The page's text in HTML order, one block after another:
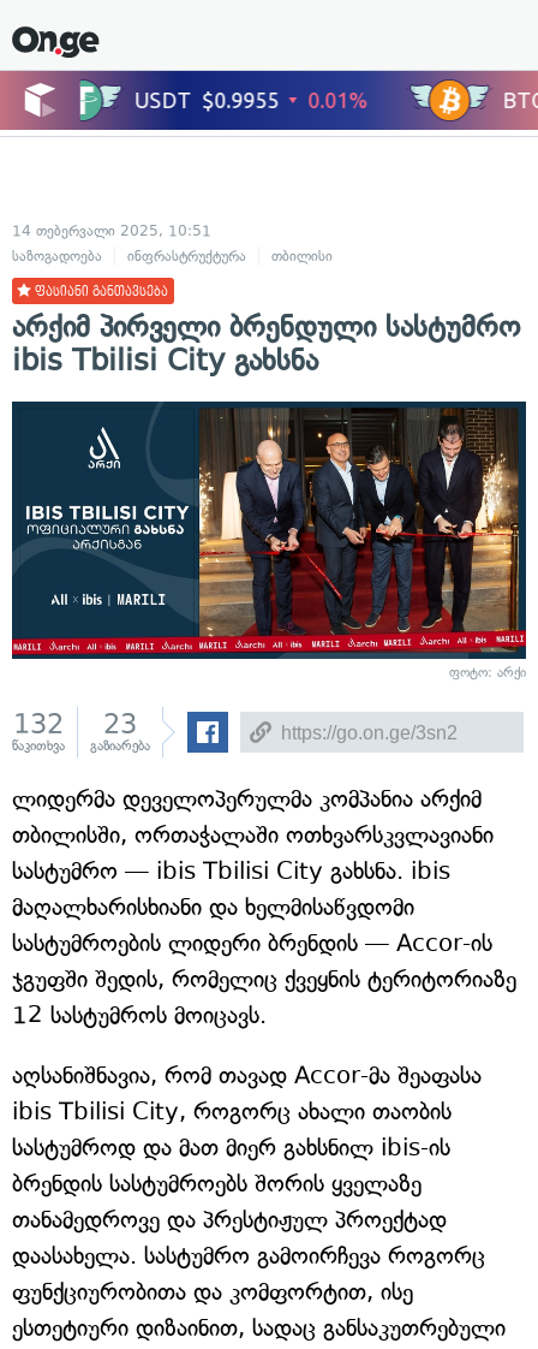
14 თებერვალი 2025, 10:51
საზოგადოება
ინფრასტრუქტურა თბილისი
ფასიანი განთავსება
არქიმ პირველი ბრენდული სასტუმრო
ibis Tbilisi City გახსნა
ფოტო: არქი
132
წაკითხვა
23
გაზიარება
ლიდერმა დეველოპერულმა კომპანია არქიმ
თბილისში, ორთაჭალაში ოთხვარსკვლავიანი
სასტუმრო — ibis Tbilisi City გახსნა. ibis
მაღალხარისხიანი და ხელმისაწვდომი
სასტუმროების ლიდერი ბრენდის — Accor-ის
ჯგუფში შედის, რომელიც ქვეყნის ტერიტორიაზე
12 სასტუმროს მოიცავს.
აღსანიშნავია, რომ თავად Accor-მა შეაფასა
ibis Tbilisi City, როგორც ახალი თაობის
სასტუმროდ და მათ მიერ გახსნილ ibis-ის
ბრენდის სასტუმროებს შორის ყველაზე
თანამედროვე და პრესტიჟულ პროექტად
დაასახელა. სასტუმრო გამოირჩევა როგორც
ფუნქციურობითა და კომფორტით, ისე
ესთეტიური დიზაინით, სადაც განსაკუთრებული